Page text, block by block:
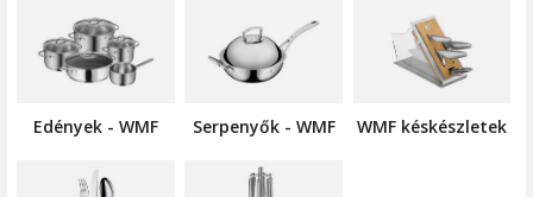
Edények - WMF Serpenyők - WMF WMF késkészletek